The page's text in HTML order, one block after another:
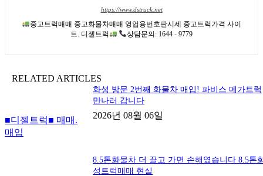
https://www.dstruck.net
중고트럭매매 중고화물차매매 영업용번호판시세 중고트럭가격 사이
트. 디젤트럭
상담문의: 1644 - 9779
RELATED ARTICLES
■디젤트럭■ 매매.
매입
화성 방문 2번째 화물차 매입! 파비스 메가트럭
만나러 갑니다
2026년 08월 06일
8.5톤화물차 더 끌고 가면 손해였습니다 8.5톤
성트럭매매 현실